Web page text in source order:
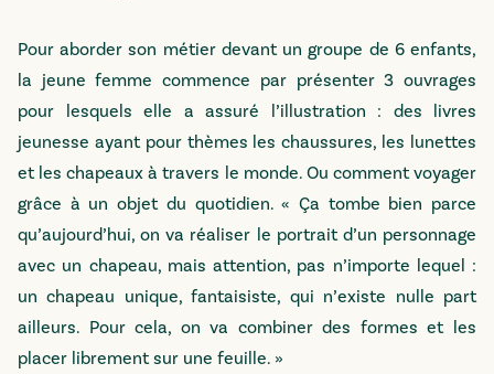
Pour aborder son métier devant un groupe de 6 enfants,
la jeune femme commence par présenter 3 ouvrages
pour lesquels elle a assuré l’illustration : des livres
jeunesse ayant pour thèmes les chaussures, les lunettes
et les chapeaux à travers le monde. Ou comment voyager
grâce à un objet du quotidien. « Ça tombe bien parce
qu’aujourd’hui, on va réaliser le portrait d’un personnage
avec un chapeau, mais attention, pas n’importe lequel :
un chapeau unique, fantaisiste, qui n’existe nulle part
ailleurs. Pour cela, on va combiner des formes et les
placer librement sur une feuille. »